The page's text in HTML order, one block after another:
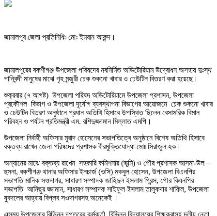
জামালপুর জেলা প্রতিনিধিঃ মোঃ ইমরান আকন্দ।
জামালপুরের বকশীগঞ্জ উপজেলা পরিষদের নবনির্মিত অডিটোরিয়াম উদ্বোধন অসহায় দুঃস্থ
পানিবন্দী মানুষের মাঝে গৃহ মন্জুরী চেক শুকনো খাবার ও ঢেউটিন বিতরণ করা হয়েছে।
শুক্রবার (৭ আগষ্ট) উপজেলা পরিষদ অডিটোরিয়ামে উপজেলা প্রশাসন, উপজেলা
প্রকৌশল বিভাগ ও উপজেলা দূর্যোগ ব্যবস্থাপনা বিভাগের আয়োজনে চেক শুকনো খাবার
ও ঢেউটিন বিতরণ অনুষ্ঠানে প্রধান অতিথি হিসাবে উপস্থিত ছিলেন বেসামরিক বিমান
পরিবহন ও পর্যটন প্রতিমন্ত্রী এম. রশিদুজ্জামান মিল্লাত এমপি।
উপজেলা নির্বাহী অফিসার মুরাদ হোসেনের সভাপতিত্বে অনুষ্ঠানে বিশেষ অতিথি হিসাবে
বক্তব্য রাখেন জেলা পরিষদের প্রশাসক বীরমুক্তিযোদ্ধা মোঃ সিরাজুল হক।
অন্যানের মাঝে বক্তব্য রাখেন সহকারি কমিশনার (ভূমি) ও পৌর প্রশাসক আসমা-উল –
হুসনা, বকশীগঞ্জ থানার অফিসার ইনচার্জ (ওসি) মকবুল হোসেন, উপজেলা বিএনপির
সভাপতি মানিক সওদাগর, সাধারণ সম্পাদক জাহিদুল ইসলাম প্রিন্স, পৌর বিএনপির
সভাপতি আনিছুর জ্জামান, সাধারণ সম্পাদক সাইফুল ইসলাম তালুকদার শাকিল, উপজেলা
যুবদলের আহ্বায় বিপ্লব সওদাগরসহ অনেকেই ।
এসময় উপজেলার বিভিন্ন দপ্তরের কর্মকর্তা, বিভিন্ন বিদ্যালয়ের শিক্ষকরাসহ দলীয় নেতা